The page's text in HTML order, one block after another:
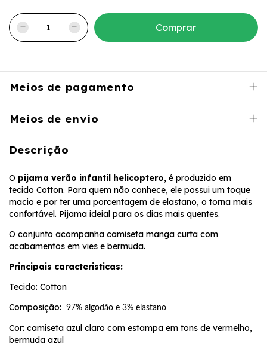
Meios de pagamento
Meios de envio
Descrição
O pijama verão infantil helicoptero, é produzido em
tecido Cotton. Para quem não conhece, ele possui um toque
macio e por ter uma porcentagem de elastano, o torna mais
confortável. Pijama ideial para os dias mais quentes.
O conjunto acompanha camiseta manga curta com
acabamentos em vies e bermuda.
Principais caracteristicas:
Tecido: Cotton
Composição:
97% algodão e 3% elastano
Cor: camiseta azul claro com estampa em tons de vermelho,
bermuda azul